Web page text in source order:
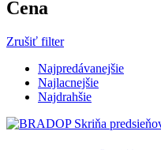
Cena
Zrušiť filter
Najpredávanejšie
Najlacnejšie
Najdrahšie